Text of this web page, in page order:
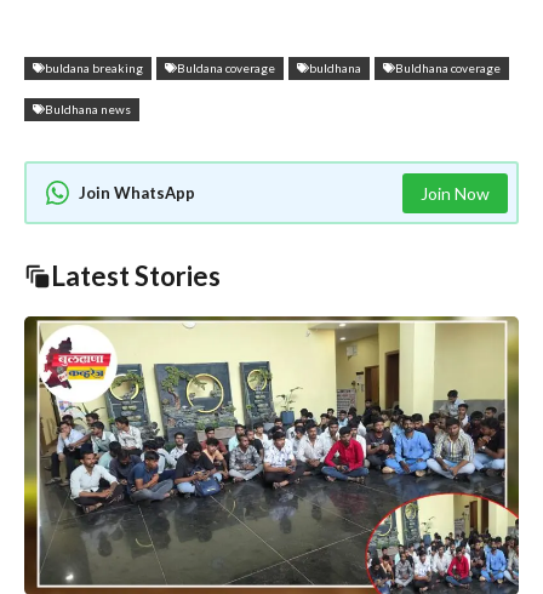
buldana breaking Buldana coverage buldhana Buldhana coverage
Buldhana news
Join WhatsApp Join Now
Latest Stories